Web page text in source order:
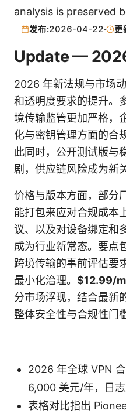
analysis is preserved
发布:2026-04-22· 更
Update —
2026 年新法规与市场
和透明度要求的提升。
境传输监管更加严格，
化与密钥管理方面的合
此同时，公开测试版与
剧，供应链风险成为新
价格与版本方面，部分
能打包来应对合规成本
议、以及对设备绑定和
成为行业新常态。要点
跨境传输的事前评估要
最小化治理。 $12.99/
分市场浮现，结合最新
整体安全性与合规性门
2026 年全球 VPN
6,000 美元/年，日志
表格对比指出